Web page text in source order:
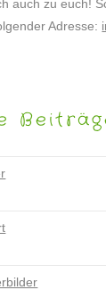
auch zu euch!
Adresse: